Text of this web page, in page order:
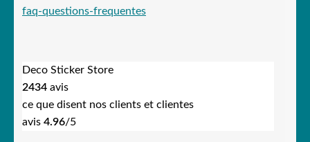
faq-questions-frequentes
Deco Sticker Store
2434 avis
ce que disent nos clients et clientes
avis 4.96/5